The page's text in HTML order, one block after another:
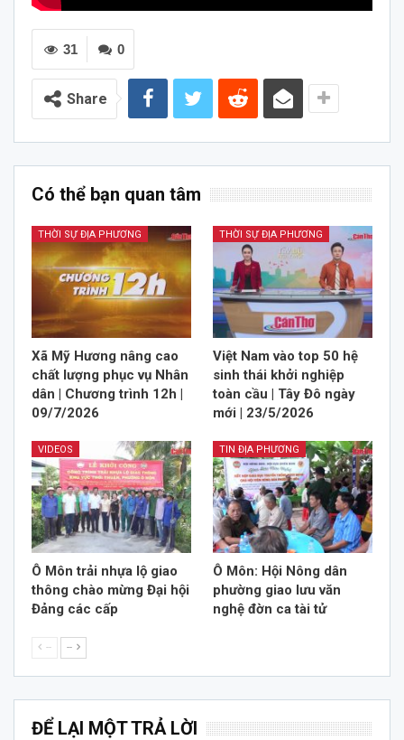
0
31
Share
Có thể bạn quan tâm
THỜI SỰ ĐỊA PHƯƠNG
Xã Mỹ Hương nâng cao
chất lượng phục vụ Nhân
dân | Chương trình 12h |
09/7/2026
THỜI SỰ ĐỊA PHƯƠNG
Việt Nam vào top 50 hệ
sinh thái khởi nghiệp
toàn cầu | Tây Đô ngày
mới | 23/5/2026
VIDEOS
Ô Môn trải nhựa lộ giao
thông chào mừng Đại hội
Đảng các cấp
TIN ĐỊA PHƯƠNG
Ô Môn: Hội Nông dân
phường giao lưu văn
nghệ đờn ca tài tử
-- --
ĐỂ LẠI MỘT TRẢ LỜI